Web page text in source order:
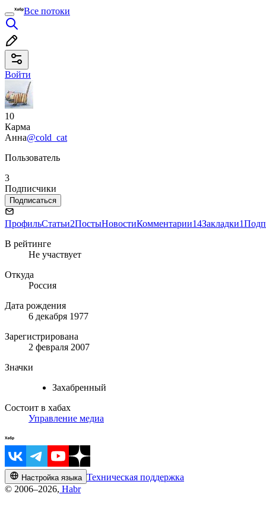
Все потоки
Войти
10
Карма
Анна@cold_cat
Пользователь
3
Подписчики
Подписаться
ПрофильСтатьи2ПостыНовостиКомментарии14Закладки1
В рейтинге
Не участвует
Откуда
Россия
Дата рождения
6 декабря 1977
Зарегистрирована
2 февраля 2007
Значки
Захабренный
Состоит в хабах
Управление медиа
Настройка языка Техническая поддержка
© 2006–2026, Habr